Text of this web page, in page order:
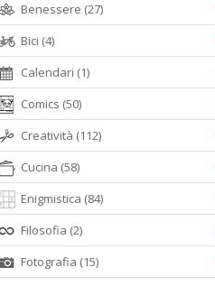
Lightroom
Benessere (27)
Bici (4)
Calendari (1)
Comics (50)
Creatività (112)
Cucina (58)
Enigmistica (84)
Filosofia (2)
Fotografia (15)